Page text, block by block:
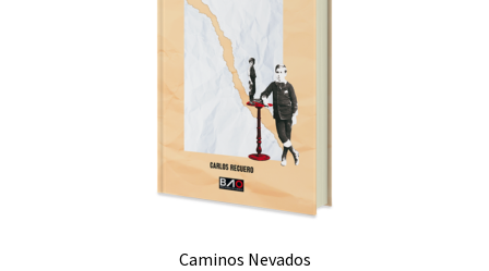
Caminos Nevados